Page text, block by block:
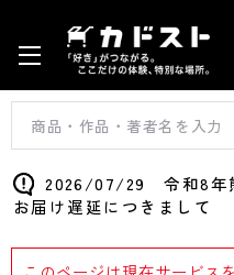
2026/07/29 令和8年
お届け遅延につきまして